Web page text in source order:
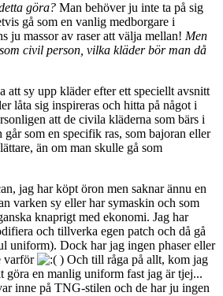
göra? Man behöver ju inte ta på sig
gå som en vanlig medborgare i
ju massor av raser att välja mellan! Men
civil person, vilka kläder bör man då
att sy upp kläder efter ett speciellt avsnitt
låta sig inspireras och hitta på något i
att de civila kläderna som bärs i
som en specifik ras, som bajoran eller
än om man skulle gå som
jag har köpt öron men saknar ännu en
varken sy eller har symaskin och som
knaprigt med ekonomi. Jag har
och tillverka egen patch och då gå
uniform). Dock har jag ingen phaser eller
varför
) Och till råga på allt, kom jag
en manlig uniform fast jag är tjej...
inne på TNG-stilen och de har ju ingen